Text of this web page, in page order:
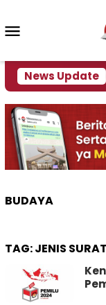
konten
News Update
Rumah World
BUDAYA
TAG:JENIS